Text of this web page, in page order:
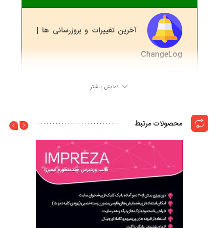
آخرین تغییرات و بروزرسانی ها |
ChangeLog
همه دمو ها بصورت انگلیسی قابل ارائه است.
نمایش بیشتر
محصولات مرتبط